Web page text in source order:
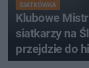
SIATKÓWKA
Klubowe
siatkarzy na
przejdzie do